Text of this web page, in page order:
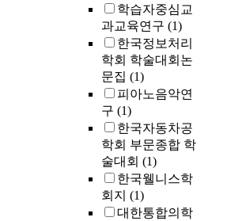
학습자중심교
과교육연구 (1)
한국정보처리
학회 학술대회논
문집 (1)
피아노음악연
구 (1)
한국자동차공
학회 부문종합 학
술대회 (1)
한국웰니스학
회지 (1)
대한통합의학